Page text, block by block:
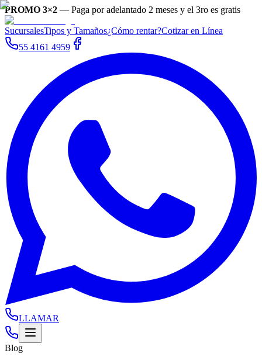
PROMO 3×2 — Paga por adelantado 2 meses y el 3ro es gratis
SucursalesTipos y Tamaños¿Cómo rentar?Cotizar en Línea
55 4161 4959
LLAMAR
Blog